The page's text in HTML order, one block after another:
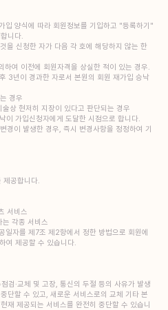
양식에 따라 회원정보를 기입하고 "등록하기"
니다.
을 신청한 자가 다음 각 호에 해당하지 않는 한
여 이전에 회원자격을 상실한 적이 있는 경우.
3년이 경과한 자로서 본원의 회원 재가입 승낙
경우
상 현저히 지장이 있다고 판단되는 경우
이 가입신청자에게 도달한 시점으로 합니다.
경이 발생한 경우, 즉시 변경사항을 정정하여 기
제공합니다.
서비스
각종 서비스
자를 제7조 제2항에서 정한 방법으로 회원에
여 제공할 수 있습니다.
검·교체 및 고장, 통신의 두절 등의 사유가 발생
단할 수 있고, 새로운 서비스로의 교체 기타 본
재 제공되는 서비스를 완전히 중단할 수 있습니